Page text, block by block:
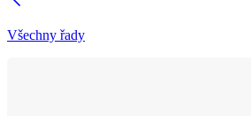
Všechny řady